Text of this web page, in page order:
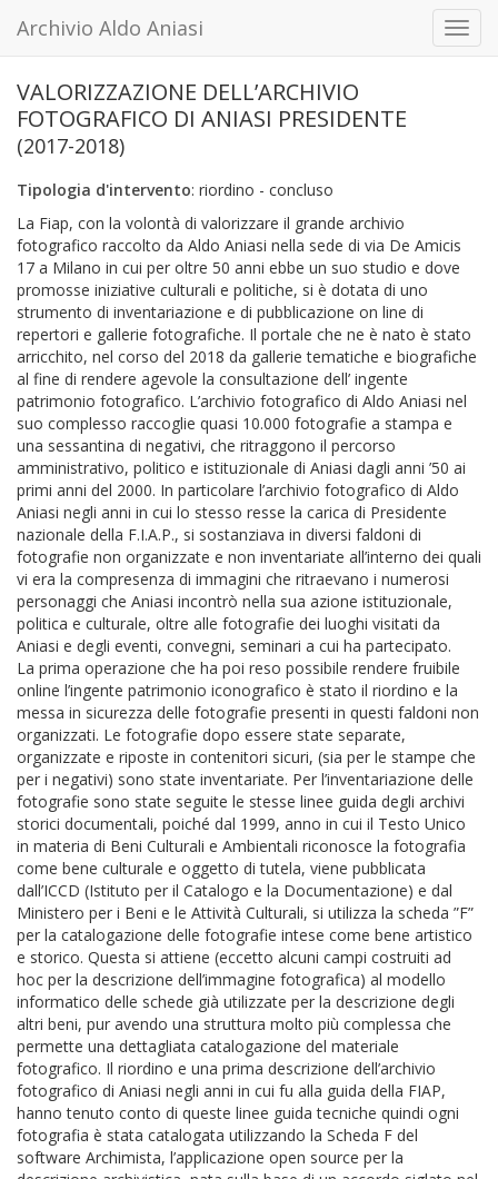
Archivio Aldo Aniasi
VALORIZZAZIONE DELL’ARCHIVIO
FOTOGRAFICO DI ANIASI PRESIDENTE
(2017-2018)
Tipologia d'intervento: riordino - concluso
La Fiap, con la volontà di valorizzare il grande archivio
fotografico raccolto da Aldo Aniasi nella sede di via De Amicis
17 a Milano in cui per oltre 50 anni ebbe un suo studio e dove
promosse iniziative culturali e politiche, si è dotata di uno
strumento di inventariazione e di pubblicazione on line di
repertori e gallerie fotografiche. Il portale che ne è nato è stato
arricchito, nel corso del 2018 da gallerie tematiche e biografiche
al fine di rendere agevole la consultazione dell’ ingente
patrimonio fotografico. L’archivio fotografico di Aldo Aniasi nel
suo complesso raccoglie quasi 10.000 fotografie a stampa e
una sessantina di negativi, che ritraggono il percorso
amministrativo, politico e istituzionale di Aniasi dagli anni ’50 ai
primi anni del 2000. In particolare l’archivio fotografico di Aldo
Aniasi negli anni in cui lo stesso resse la carica di Presidente
nazionale della F.I.A.P., si sostanziava in diversi faldoni di
fotografie non organizzate e non inventariate all’interno dei quali
vi era la compresenza di immagini che ritraevano i numerosi
personaggi che Aniasi incontrò nella sua azione istituzionale,
politica e culturale, oltre alle fotografie dei luoghi visitati da
Aniasi e degli eventi, convegni, seminari a cui ha partecipato.
La prima operazione che ha poi reso possibile rendere fruibile
online l’ingente patrimonio iconografico è stato il riordino e la
messa in sicurezza delle fotografie presenti in questi faldoni non
organizzati. Le fotografie dopo essere state separate,
organizzate e riposte in contenitori sicuri, (sia per le stampe che
per i negativi) sono state inventariate. Per l’inventariazione delle
fotografie sono state seguite le stesse linee guida degli archivi
storici documentali, poiché dal 1999, anno in cui il Testo Unico
in materia di Beni Culturali e Ambientali riconosce la fotografia
come bene culturale e oggetto di tutela, viene pubblicata
dall’ICCD (Istituto per il Catalogo e la Documentazione) e dal
Ministero per i Beni e le Attività Culturali, si utilizza la scheda ”F”
per la catalogazione delle fotografie intese come bene artistico
e storico. Questa si attiene (eccetto alcuni campi costruiti ad
hoc per la descrizione dell’immagine fotografica) al modello
informatico delle schede già utilizzate per la descrizione degli
altri beni, pur avendo una struttura molto più complessa che
permette una dettagliata catalogazione del materiale
fotografico. Il riordino e una prima descrizione dell’archivio
fotografico di Aniasi negli anni in cui fu alla guida della FIAP,
hanno tenuto conto di queste linee guida tecniche quindi ogni
fotografia è stata catalogata utilizzando la Scheda F del
software Archimista, l’applicazione open source per la